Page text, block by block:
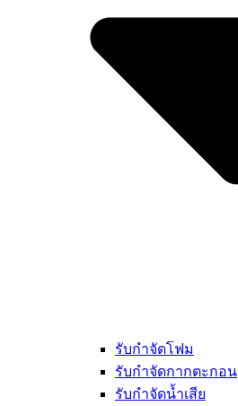
รับกำจัดโฟม
รับกำจัดกากตะกอน
รับกำจัดน้ำเสีย